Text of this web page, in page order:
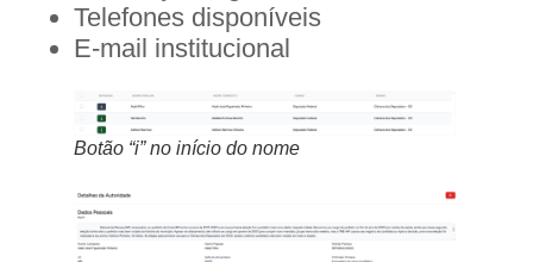
Telefones disponíveis
E-mail institucional
Botão “i” no início do nome